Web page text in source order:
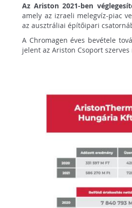
Az Ariston 2021-ben
amely az izraeli melegvíz-piac
az ausztráliai építőipari
A Chromagen éves bevétele
jelent az Ariston Csoport szerves